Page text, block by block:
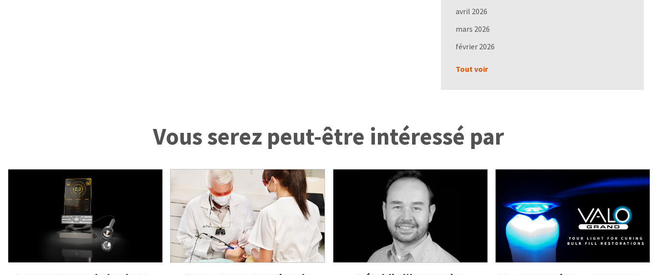
avril 2026
mars 2026
février 2026
Tout voir
Vous serez peut-être intéressé par